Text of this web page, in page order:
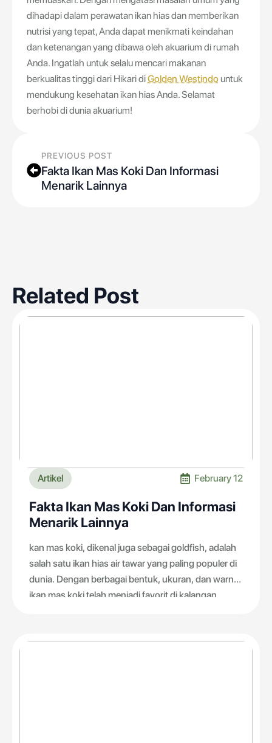
dihadapi dalam perawatan ikan hias dan memberikan
nutrisi yang tepat, Anda dapat menikmati keindahan
dan ketenangan yang dibawa oleh akuarium di rumah
Anda. Ingatlah untuk selalu mencari makanan
berkualitas tinggi dari Hikari diGolden Westindo untuk
mendukung kesehatan ikan hias Anda. Selamat
berhobi di dunia akuarium!
PREVIOUS POST
Fakta Ikan Mas Koki Dan Informasi
Menarik Lainnya
Related Post
Artikel February 12
Fakta Ikan Mas Koki Dan Informasi
Menarik Lainnya
kan mas koki, dikenal juga sebagai goldfish, adalah
salah satu ikan hias air tawar yang paling populer di
dunia. Dengan berbagai bentuk, ukuran, dan warna,
ikan mas koki telah menjadi favorit di kalangan
koki dan informasi penting lainnya, termasuk